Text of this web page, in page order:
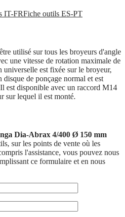
IT-FRFiche outils ES-PT
utilisé sur tous les broyeurs d'angle
une vitesse de rotation maximale de
est fixée sur le broyeur,
de ponçage normal et est
est disponible avec un raccord M14
sur lequel il est monté.
Dia-Abrax 4/400 Ø 150 mm
sur les points de vente où les
l'assistance, vous pouvez nous
ce formulaire et en nous